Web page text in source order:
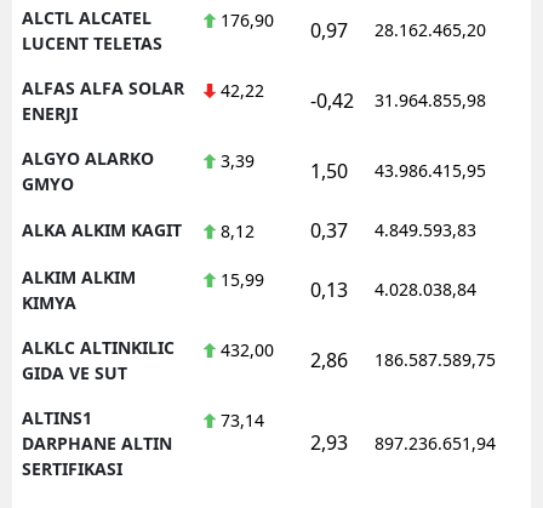
ALCTL ALCATEL
LUCENT TELETAS
176,90 0,97 28.162.465,20
ALFAS ALFA SOLAR
ENERJI
42,22 -0,42 31.964.855,98
ALGYO ALARKO
GMYO
3,39 1,50 43.986.415,95
ALKA ALKIM KAGIT 8,12 0,37 4.849.593,83
ALKIM ALKIM
KIMYA
15,99 0,13 4.028.038,84
ALKLC ALTINKILIC
GIDA VE SUT
432,00 2,86 186.587.589,75
ALTINS1
DARPHANE ALTIN
SERTIFIKASI
73,14
2,93 897.236.651,94